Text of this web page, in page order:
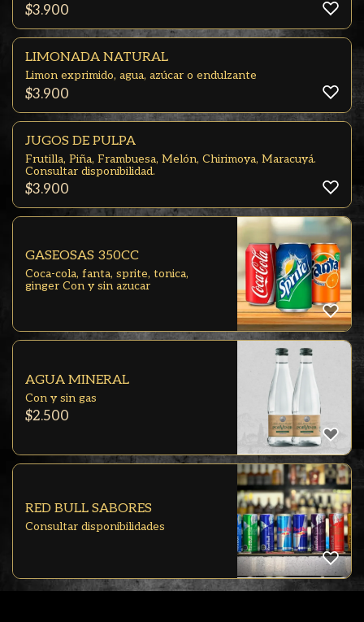
$3.900
LIMONADA NATURAL
Limon exprimido, agua, azúcar o endulzante
$3.900
JUGOS DE PULPA
Frutilla, Piña, Frambuesa, Melón, Chirimoya, Maracuyá.
Consultar disponibilidad.
$3.900
GASEOSAS 350CC
Coca-cola, fanta, sprite, tonica,
ginger Con y sin azucar
AGUA MINERAL
Con y sin gas
$2.500
RED BULL SABORES
Consultar disponibilidades